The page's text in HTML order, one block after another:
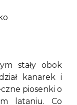
stały obok
kanarek i
piosenki o
lataniu. Co